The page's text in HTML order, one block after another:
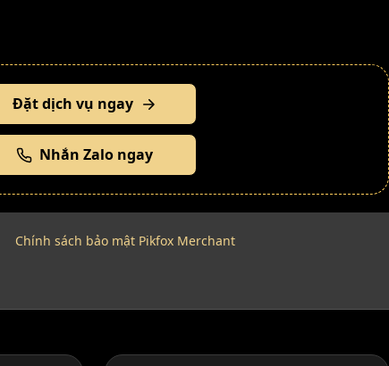
Đặt dịch vụ ngay
Nhắn Zalo ngay
Chính sách bảo mật Pikfox Merchant